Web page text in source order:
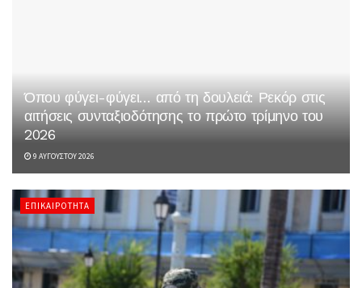
Όπου φύγει-φύγει… από τη δουλειά: Ρεκόρ στις
αιτήσεις συνταξιοδότησης το πρώτο τρίμηνο του
2026
9 ΑΥΓΟΎΣΤΟΥ 2026
ΕΠΙΚΑΙΡΌΤΗΤΑ